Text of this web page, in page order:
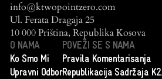
info@ktwopointzero.com
Ul. Ferata Dragaja 25
10 000 Priština, Republika Kosova
O NAMA
Ko Smo Mi
Upravni Odbor
POVEŽI SE S NAMA
Pravila Komentarisanja
Republikacija Sadržaja